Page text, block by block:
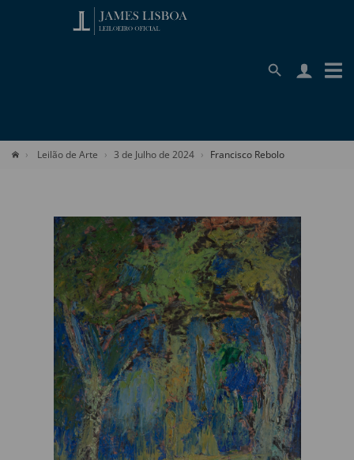
Leilão de Arte 3 de Julho de 2024 Francisco Rebolo